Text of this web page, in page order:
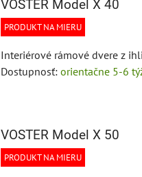
VOSTER Model X 40
PRODUKT NA MIERU
Interiérové rámové dvere z
Dostupnosť: orientačne 5-6
VOSTER Model X 50
PRODUKT NA MIERU